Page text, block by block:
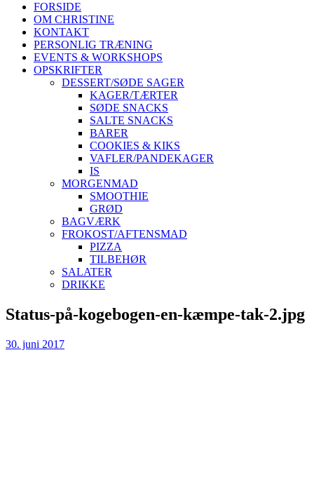
FORSIDE
OM CHRISTINE
KONTAKT
PERSONLIG TRÆNING
EVENTS & WORKSHOPS
OPSKRIFTER
DESSERT/SØDE SAGER
KAGER/TÆRTER
SØDE SNACKS
SALTE SNACKS
BARER
COOKIES & KIKS
VAFLER/PANDEKAGER
IS
MORGENMAD
SMOOTHIE
GRØD
BAGVÆRK
FROKOST/AFTENSMAD
PIZZA
TILBEHØR
SALATER
DRIKKE
Skip
to
Status-på-kogebogen-en-kæmpe-tak-2.jpg
30. juni 2017